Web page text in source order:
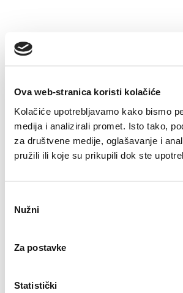
Ova web-stranica koristi kolačiće
Kolačiće upotrebljavamo kako bismo
medija i analizirali promet. Isto tako,
za društvene medije, oglašavanje i
pružili ili koje su prikupili dok ste
pristanka
Nužni
Za postavke
Statistički
02/11/2022
Radovi na
15
17